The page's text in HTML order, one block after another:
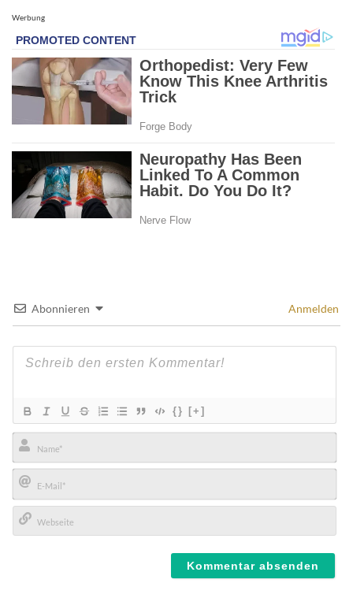
Werbung
Abonnieren Anmelden
{} [+]
Name*
E-
Mail*